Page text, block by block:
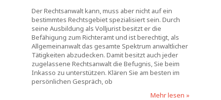
Der Rechtsanwalt kann, muss aber nicht auf ein
bestimmtes Rechtsgebiet spezialisiert sein. Durch
seine Ausbildung als Volljurist besitzt er die
Befähigung zum Richteramt und ist berechtigt, als
Allgemeinanwalt das gesamte Spektrum anwaltlicher
Tätigkeiten abzudecken. Damit besitzt auch jeder
zugelassene Rechtsanwalt die Befugnis, Sie beim
Inkasso zu unterstützen. Klären Sie am besten im
persönlichen Gespräch, ob
Mehr lesen »